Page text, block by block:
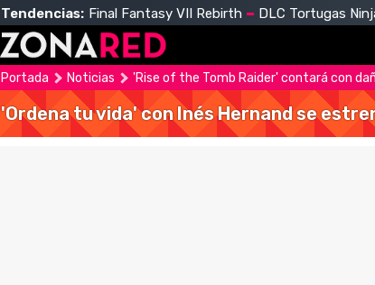
Tendencias: Final Fantasy VII Rebirth DLC Tortugas
Portada Noticias 'Rise of the Tomb Raider' contará con
'Ordena tu vida' con Inés Hernand se